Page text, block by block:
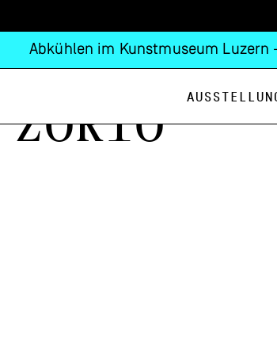
Abkühlen im Kunstmuseum Luzern